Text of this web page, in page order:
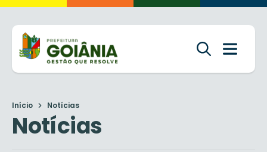
Início Notícias
Notícias